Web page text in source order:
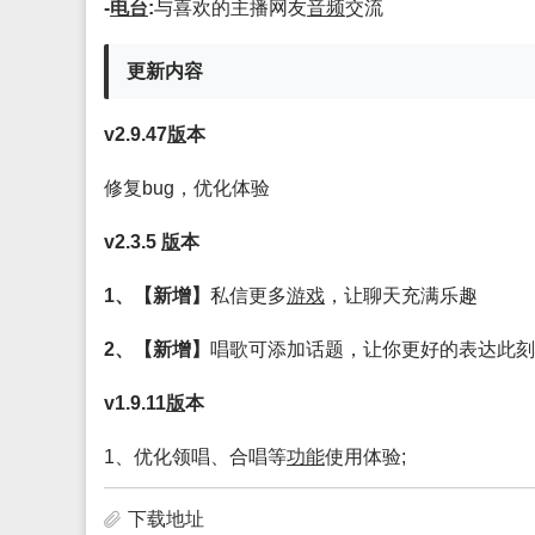
-电台:与喜欢的主播网友音频交流
更新内容
v2.9.47版本
修复bug，优化体验
v2.3.5 版本
1、【新增】 私信更多游戏 ，让聊天充满乐趣
2、【新增】 唱歌可添加话题，让你更好的表达此
v1.9.11版本
1、优化领唱、合唱等功能使用体验;
下载地址